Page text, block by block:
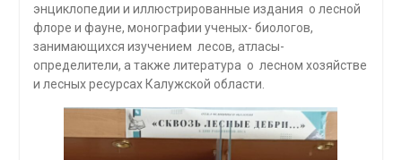
энциклопедии и иллюстрированные издания о лесной
флоре и фауне, монографии ученых- биологов,
занимающихся изучением лесов, атласы-
определители, а также литература о лесном хозяйстве
и лесных ресурсах Калужской области.